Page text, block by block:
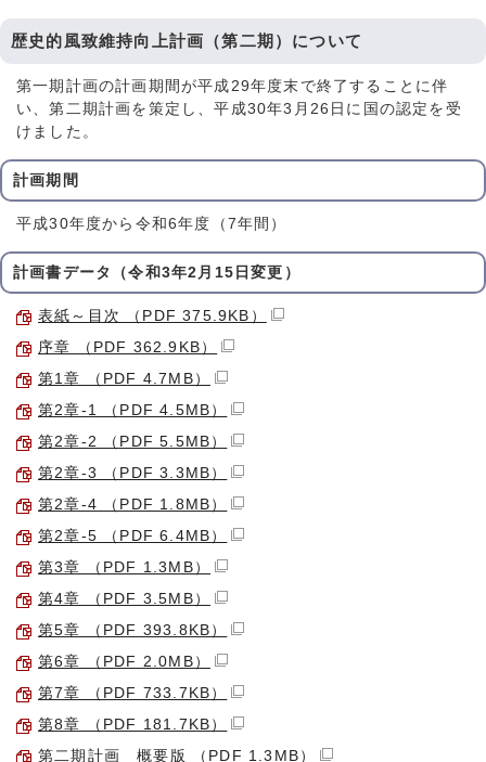
歴史的風致維持向上計画（第二期）について
第一期計画の計画期間が平成29年度末で終了することに伴
い、第二期計画を策定し、平成30年3月26日に国の認定を受
けました。
計画期間
平成30年度から令和6年度（7年間）
計画書データ（令和3年2月15日変更）
表紙～目次 （PDF 375.9KB）
序章 （PDF 362.9KB）
第1章 （PDF 4.7MB）
第2章-1 （PDF 4.5MB）
第2章-2 （PDF 5.5MB）
第2章-3 （PDF 3.3MB）
第2章-4 （PDF 1.8MB）
第2章-5 （PDF 6.4MB）
第3章 （PDF 1.3MB）
第4章 （PDF 3.5MB）
第5章 （PDF 393.8KB）
第6章 （PDF 2.0MB）
第7章 （PDF 733.7KB）
第8章 （PDF 181.7KB）
第二期計画 概要版 （PDF 1.3MB）